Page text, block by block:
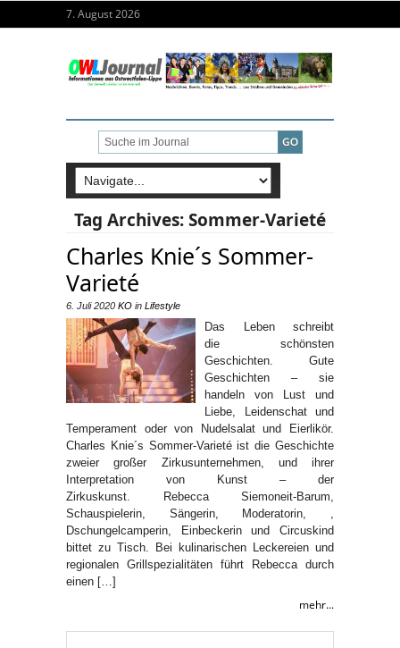
7. August 2026
Tag Archives:Sommer-Varieté
Charles Knie´s Sommer-
Varieté
6. Juli 2020 KO in Lifestyle
Das Leben schreibt
die schönsten
Geschichten. Gute
Geschichten – sie
handeln von Lust und
Liebe, Leidenschat und
Temperament oder von Nudelsalat und Eierlikör.
Charles Knie´s Sommer-Varieté ist die Geschichte
zweier großer Zirkusunternehmen, und ihrer
Interpretation von Kunst – der
Zirkuskunst. Rebecca Siemoneit-Barum,
Schauspielerin, Sängerin, Moderatorin, ,
Dschungelcamperin, Einbeckerin und Circuskind
bittet zu Tisch. Bei kulinarischen Leckereien und
regionalen Grillspezialitäten führt Rebecca durch
einen […]
mehr...